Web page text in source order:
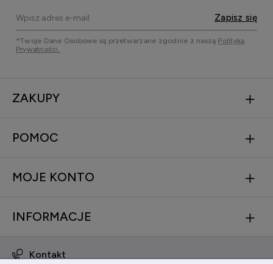
Zapisz się
*Twoje Dane Osobowe są przetwarzane zgodnie z naszą Polityką
Prywatności.
ZAKUPY
POMOC
MOJE KONTO
INFORMACJE
Kontakt